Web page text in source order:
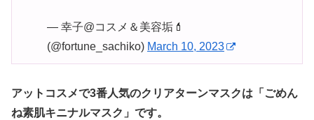
— 幸子@コスメ＆美容垢💄
(@fortune_sachiko) March 10, 2023
アットコスメで3番人気のクリアターンマスクは「ごめん
ね素肌キニナルマスク」です。